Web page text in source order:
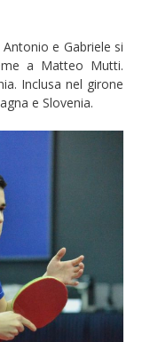
e Gabriele si
a Matteo Mutti.
Inclusa nel girone
e Slovenia.